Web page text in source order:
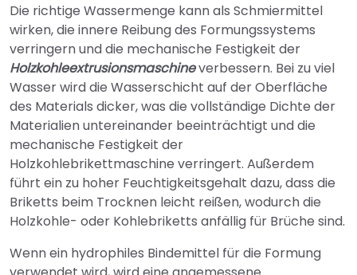
Die richtige Wassermenge kann als Schmiermittel
wirken, die innere Reibung des Formungssystems
verringern und die mechanische Festigkeit der
Holzkohleextrusionsmaschineverbessern. Bei zu viel
Wasser wird die Wasserschicht auf der Oberfläche
des Materials dicker, was die vollständige Dichte der
Materialien untereinander beeinträchtigt und die
mechanische Festigkeit der
Holzkohlebrikettmaschine verringert. Außerdem
führt ein zu hoher Feuchtigkeitsgehalt dazu, dass die
Briketts beim Trocknen leicht reißen, wodurch die
Holzkohle- oder Kohlebriketts anfällig für Brüche sind.
Wenn ein hydrophiles Bindemittel für die Formung